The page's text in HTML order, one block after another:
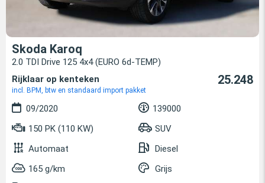
Skoda Karoq
2.0 TDI Drive 125 4x4 (EURO 6d-TEMP)
Rijklaar op kenteken
incl. BPM, btw en standaard import pakket
25.248
09/2020
139000
150 PK (110 KW)
SUV
Automaat
Diesel
165 g/km
Grijs